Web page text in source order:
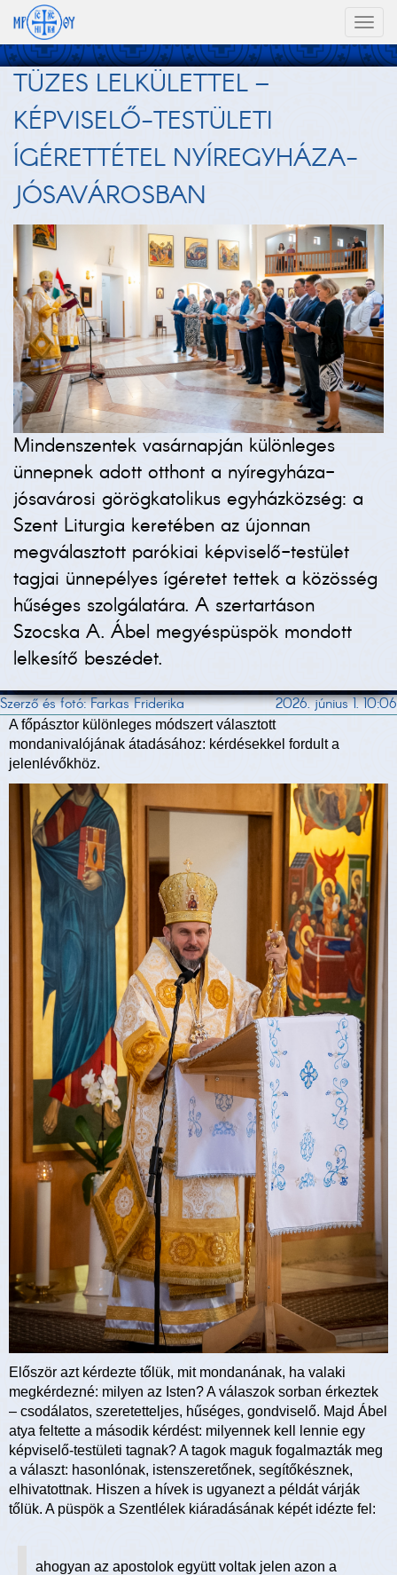
TÜZES LELKÜLETTEL –
KÉPVISELŐ-TESTÜLETI
ÍGÉRETTÉTEL NYÍREGYHÁZA-
JÓSAVÁROSBAN
Mindenszentek vasárnapján különleges
ünnepnek adott otthont a nyíregyháza-
jósavárosi görögkatolikus egyházközség: a
Szent Liturgia keretében az újonnan
megválasztott parókiai képviselő-testület
tagjai ünnepélyes ígéretet tettek a közösség
hűséges szolgálatára. A szertartáson
Szocska A. Ábel megyéspüspök mondott
lelkesítő beszédet.
Szerző és fotó: Farkas Friderika 2026. június 1. 10:06
A főpásztor különleges módszert választott
mondanivalójának átadásához: kérdésekkel fordult a
jelenlévőkhöz.
Először azt kérdezte tőlük, mit mondanának, ha valaki
megkérdezné: milyen az Isten? A válaszok sorban érkeztek
– csodálatos, szeretetteljes, hűséges, gondviselő. Majd Ábel
atya feltette a második kérdést: milyennek kell lennie egy
képviselő-testületi tagnak? A tagok maguk fogalmazták meg
a választ: hasonlónak, istenszeretőnek, segítőkésznek,
elhivatottnak. Hiszen a hívek is ugyanezt a példát várják
tőlük. A püspök a Szentlélek kiáradásának képét idézte fel:
ahogyan az apostolok együtt voltak jelen azon a